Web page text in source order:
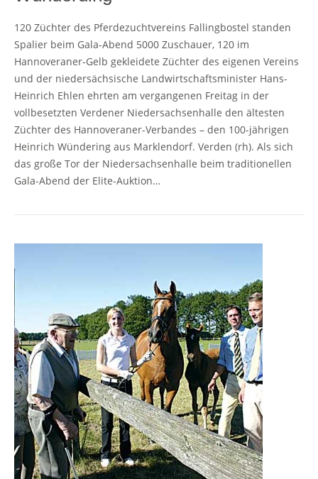
120 Züchter des Pferdezuchtvereins Fallingbostel standen
Spalier beim Gala-Abend 5000 Zuschauer, 120 im
Hannoveraner-Gelb gekleidete Züchter des eigenen Vereins
und der niedersächsische Landwirtschaftsminister Hans-
Heinrich Ehlen ehrten am vergangenen Freitag in der
vollbesetzten Verdener Niedersachsenhalle den ältesten
Züchter des Hannoveraner-Verbandes – den 100-jährigen
Heinrich Wündering aus Marklendorf. Verden (rh). Als sich
das große Tor der Niedersachsenhalle beim traditionellen
Gala-Abend der Elite-Auktion…